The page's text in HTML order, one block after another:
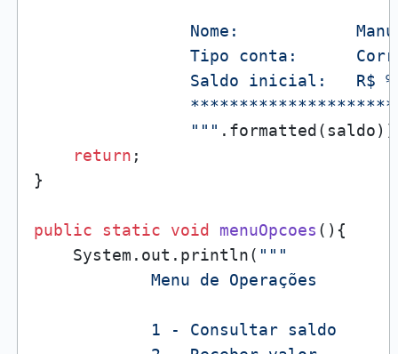
Nome:
Tipo conta:
Saldo inicial:   R$
                """
return ;
}
public static void menuOpcoes () {
    System.out.println(
"""
            Menu de Operações
            1 - Consultar saldo